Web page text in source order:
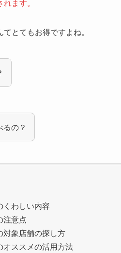
ます。
とてもお得ですよね。
の？
くわしい内容
注意点
対象店舗の探し方
オススメの活用方法